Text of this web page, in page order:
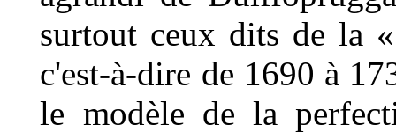
surtout ceux dits de la
c'est-à-dire de 1690 à
le modèle de la